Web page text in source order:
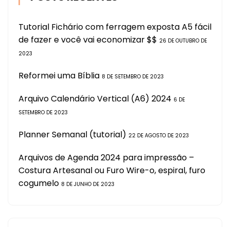
Tutorial Fichário com ferragem exposta A5 fácil
de fazer e você vai economizar $$ 26 DE OUTUBRO DE
2023
Reformei uma Bíblia 8 DE SETEMBRO DE 2023
Arquivo Calendário Vertical (A6) 2024 6 DE
SETEMBRO DE 2023
Planner Semanal (tutorial) 22 DE AGOSTO DE 2023
Arquivos de Agenda 2024 para impressão –
Costura Artesanal ou Furo Wire-o, espiral, furo
cogumelo 8 DE JUNHO DE 2023